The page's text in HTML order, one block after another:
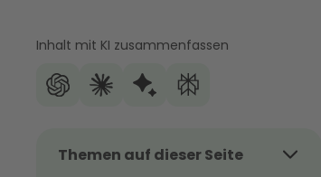
Inhalt mit KI zusammenfassen
Themen auf dieser Seite